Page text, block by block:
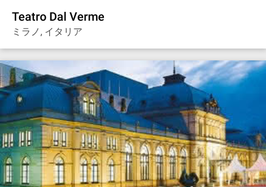
Teatro Dal Verme
ミラノ, イタリア